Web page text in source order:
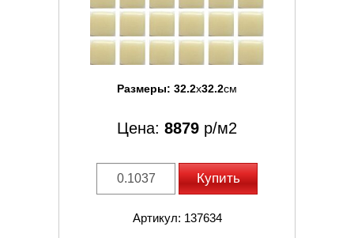
Размеры: 32.2x32.2см
Цена: 8879 р/м2
Купить
Артикул: 137634